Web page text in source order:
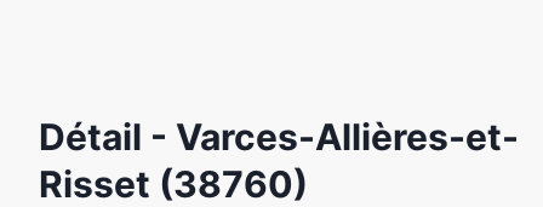
Détail - Varces-Allières-et-
Risset (38760)